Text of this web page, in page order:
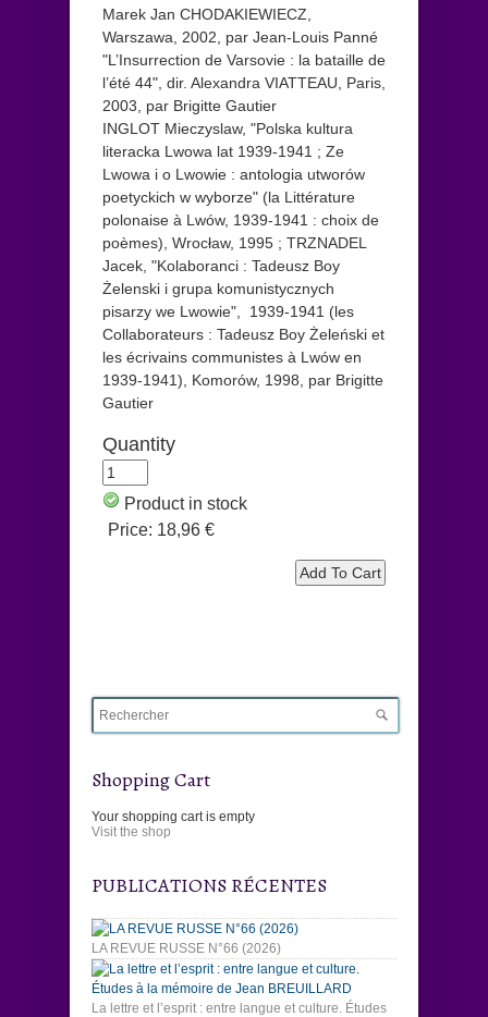
Marek Jan CHODAKIEWIECZ,
Warszawa, 2002, par Jean-Louis Panné
"L’Insurrection de Varsovie : la bataille de
l’été 44", dir. Alexandra VIATTEAU, Paris,
2003, par Brigitte Gautier
INGLOT Mieczyslaw, "Polska kultura
literacka Lwowa lat 1939-1941 ; Ze
Lwowa i o Lwowie : antologia utworów
poetyckich w wyborze" (la Littérature
polonaise à Lwów, 1939-1941 : choix de
poèmes), Wrocław, 1995 ; TRZNADEL
Jacek, "Kolaboranci : Tadeusz Boy
Żelenski i grupa komunistycznych
pisarzy we Lwowie", 1939-1941 (les
Collaborateurs : Tadeusz Boy Żeleński et
les écrivains communistes à Lwów en
1939-1941), Komorów, 1998, par Brigitte
Gautier
Quantity
Product in stock
Price: 18,96 €
Shopping Cart
Your shopping cart is empty
Visit the shop
PUBLICATIONS RÉCENTES
LA REVUE RUSSE N°66 (2026)
La lettre et l’esprit : entre langue et culture. Études